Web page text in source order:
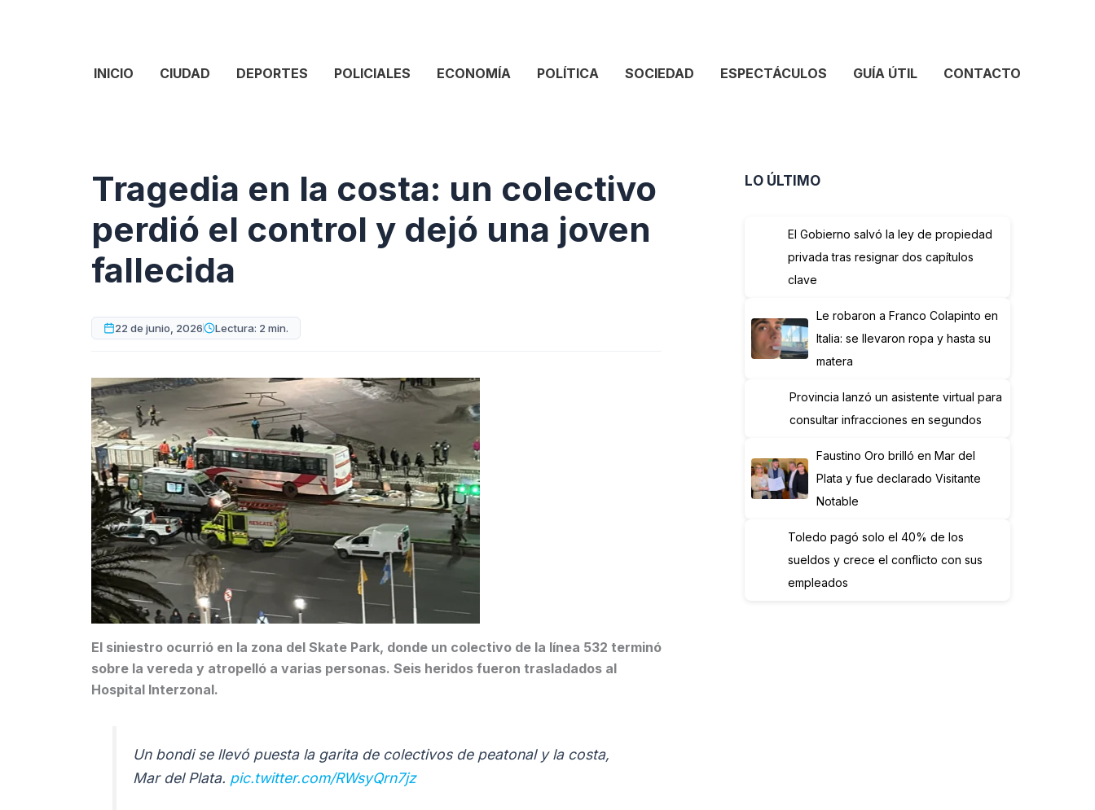
INICIO CIUDAD DEPORTES POLICIALES ECONOMÍA POLÍTICA SOCIEDAD ESPECTÁCULOS GUÍA ÚTIL CONTACTO
Tragedia en la costa: un colectivo
perdió el control y dejó una joven
fallecida
22 de junio, 2026 Lectura: 2 min.
El siniestro ocurrió en la zona del Skate Park, donde un colectivo de la línea 532 terminó
sobre la vereda y atropelló a varias personas. Seis heridos fueron trasladados al
Hospital Interzonal.
Un bondi se llevó puesta la garita de colectivos de peatonal y la costa,
Mar del Plata. pic.twitter.com/RWsyQrn7jz
LO ÚLTIMO
El Gobierno salvó la ley de propiedad
privada tras resignar dos capítulos
clave
Le robaron a Franco Colapinto en
Italia: se llevaron ropa y hasta su
matera
Provincia lanzó un asistente virtual para
consultar infracciones en segundos
Faustino Oro brilló en Mar del
Plata y fue declarado Visitante
Notable
Toledo pagó solo el 40% de los
sueldos y crece el conflicto con sus
empleados